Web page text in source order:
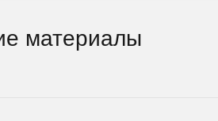
материалы